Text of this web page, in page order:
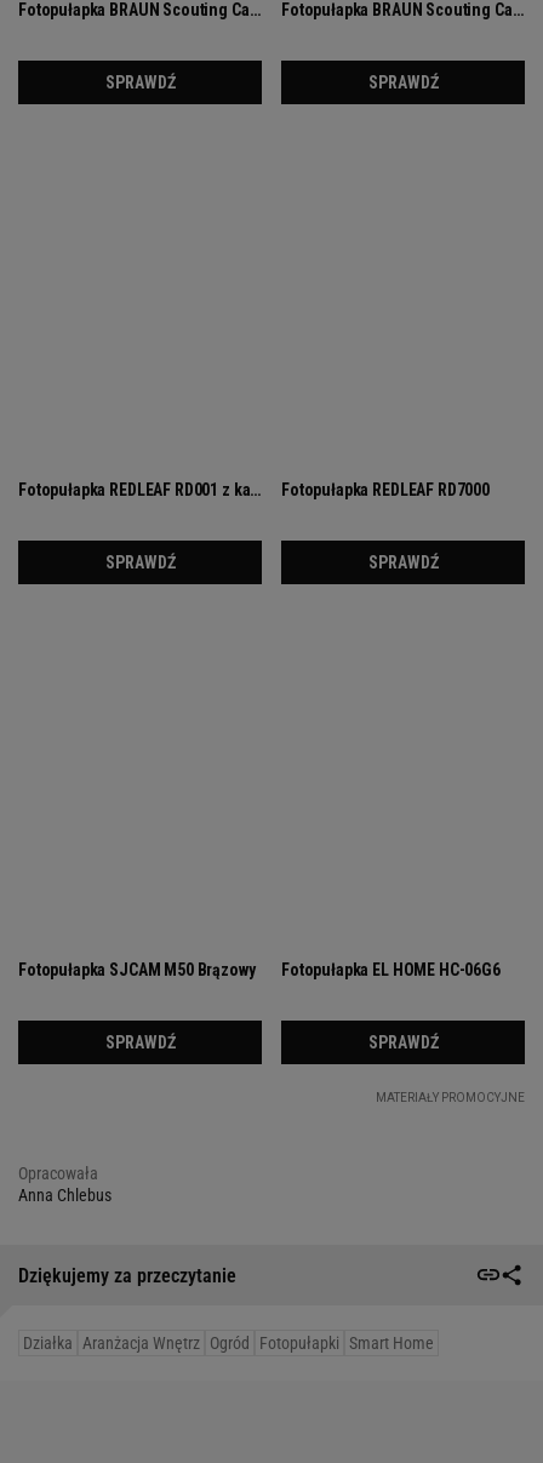
Opracowała
Anna Chlebus
Dziękujemy za przeczytanie
Działka Aranżacja Wnętrz Ogród Fotopułapki Smart Home